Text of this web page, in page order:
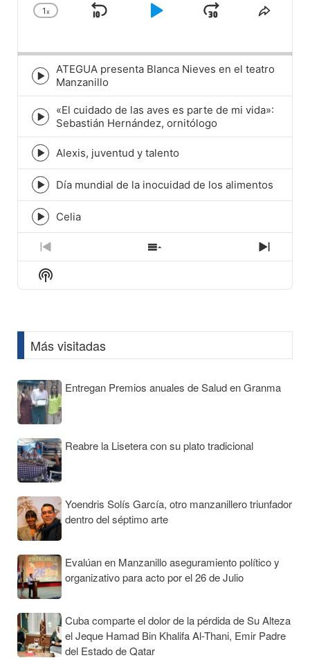
Change
1x
Skip
Play
JumpShare
Episode
play
icon
ATEGUA presenta Blanca Nieves en el teatro
Manzanillo
Episode
play
icon
«El cuidado de las aves es parte de mi vida»:
Sebastián Hernández, ornitólogo
Episode
play
icon
Alexis, juventud y talento
Episode
play
icon
Día mundial de la inocuidad de los alimentos
Episode
play
icon
Celia
Previous
Episode
Show
Episodes
Next
Show
Podcast
Más visitadas
Entregan Premios anuales de Salud en Granma
Reabre la Lisetera con su plato tradicional
Yoendris Solís García, otro manzanillero triunfador
dentro del séptimo arte
Evalúan en Manzanillo aseguramiento político y
organizativo para acto por el 26 de Julio
Cuba comparte el dolor de la pérdida de Su Alteza
el Jeque Hamad Bin Khalifa Al-Thani, Emir Padre
del Estado de Qatar